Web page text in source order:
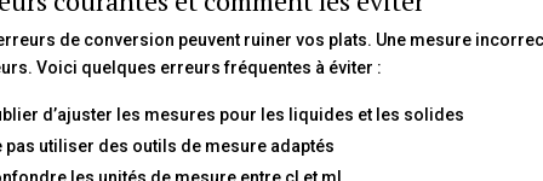
de conversion peuvent ruiner vos plats. Une mesure
Voici quelques erreurs fréquentes à éviter :
d’ajuster les mesures pour les liquides et les solides
pas utiliser des outils de mesure adaptés